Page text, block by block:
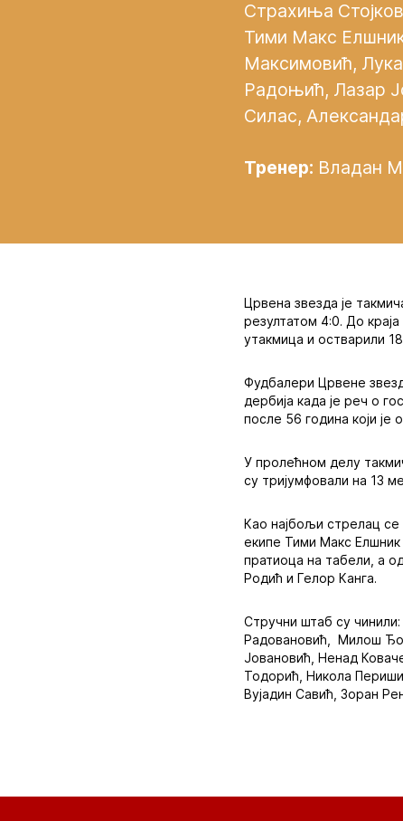
Страхиња
Тими Макс
Максимовић,
Радоњић, Лазар
Силас,
Тренер: Владан
Црвена звезда је
резултатом 4:0. До
утакмица и остварили
Фудбалери Црвене
дербија када је реч о
после 56 година који је
У пролећном делу
су тријумфовали на 13
Као најбољи стрелац се
екипе Тими Макс
пратиоца на табели, а
Родић и Гелор Канга.
Стручни штаб су
Радовановић, Милош
Јовановић, Ненад
Тодорић, Никола
Вујадин Савић, Зоран